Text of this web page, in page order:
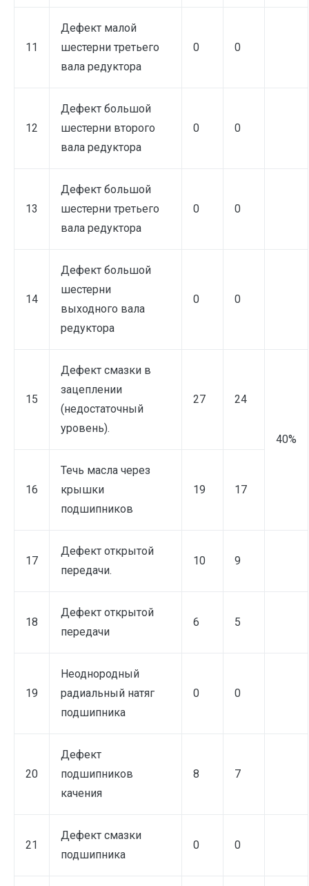
11
Дефект малой
шестерни третьего
вала редуктора
0 0
12
Дефект большой
шестерни второго
вала редуктора
0 0
13
Дефект большой
шестерни третьего
вала редуктора
0 0
14
Дефект большой
шестерни
выходного вала
редуктора
0 0
15
Дефект смазки в
зацеплении
(недостаточный
уровень).
27 24
40%
16
Течь масла через
крышки
подшипников
19 17
17
Дефект открытой
передачи.
10 9
18
Дефект открытой
передачи
6 5
19
Неоднородный
радиальный натяг
подшипника
0 0
20
Дефект
подшипников
качения
8 7
21
Дефект смазки
подшипника
0 0